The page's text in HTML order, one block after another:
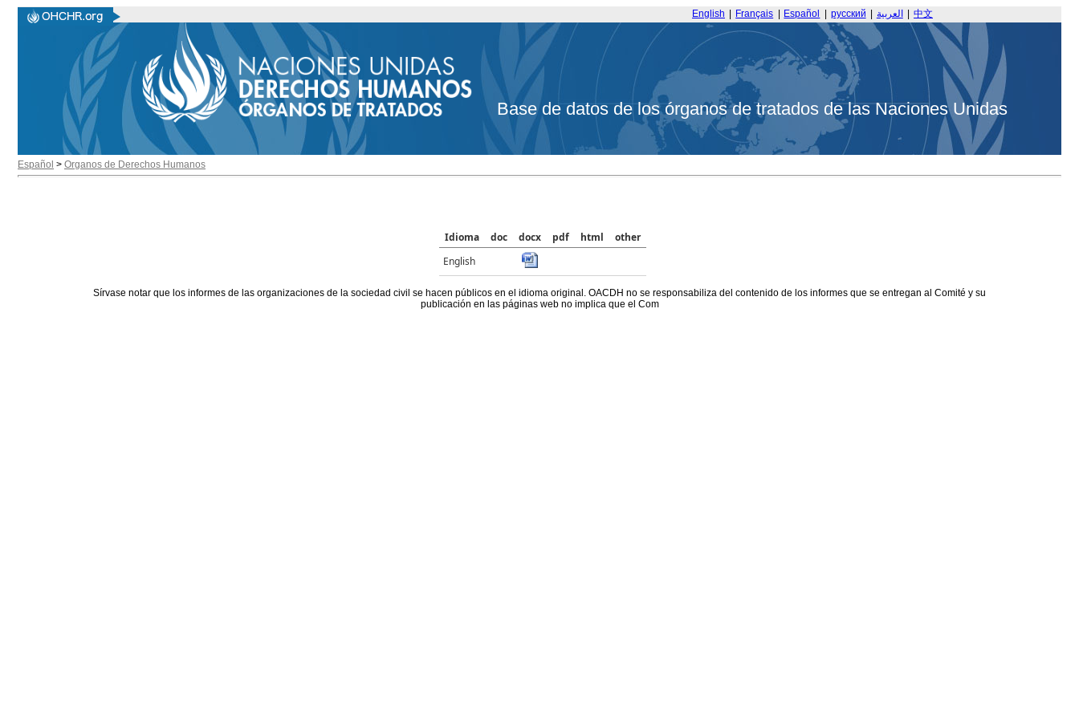
English Français Español русский العربية 中文
Base de datos de los órganos de tratados de las Naciones Unidas
Español > Organos de Derechos Humanos
Idioma doc docx pdf html
other
English
Sírvase notar que los informes de las organizaciones de la sociedad civil se hacen públicos en el idioma original. OACDH no se responsabiliza del contenido de los informes que se entregan al Comité y su
publicación en las páginas web no implica que el Com